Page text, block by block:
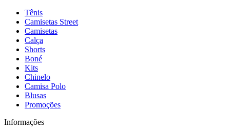
Tênis
Camisetas Street
Camisetas
Calça
Shorts
Boné
Kits
Chinelo
Camisa Polo
Blusas
Promoções
Informações